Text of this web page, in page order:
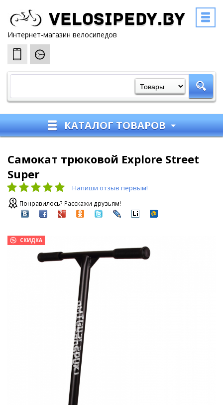
Velosipedy.by
Интернет-магазин велосипедов
КАТАЛОГ ТОВАРОВ
Самокат трюковой Explore Street
Super
Напиши отзыв первым!
Понравилось? Расскажи друзьям!
СКИДКА